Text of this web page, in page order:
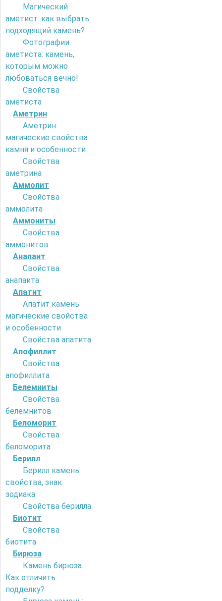
Магический
аметист: как выбрать
подходящий камень?
Фотографии
аметиста: камень,
которым можно
любоваться вечно!
Свойства
аметиста
Аметрин
Аметрин:
магические свойства
камня и особенности
Свойства
аметрина
Аммолит
Свойства
аммолита
Аммониты
Свойства
аммонитов
Анапаит
Свойства
анапаита
Апатит
Апатит камень:
магические свойства
и особенности
Свойства апатита
Апофиллит
Свойства
апофиллита
Белемниты
Свойства
белемнитов
Беломорит
Свойства
беломорита
Берилл
Берилл камень:
свойства, знак
зодиака
Свойства берилла
Биотит
Свойства
биотита
Бирюза
Камень бирюза.
Как отличить
подделку?